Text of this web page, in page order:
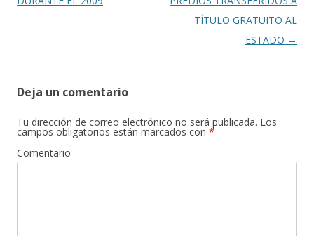
TÍTULO GRATUITO AL
ESTADO →
Deja un comentario
Tu dirección de correo electrónico no será publicada. Los
campos obligatorios están marcados con *
Comentario